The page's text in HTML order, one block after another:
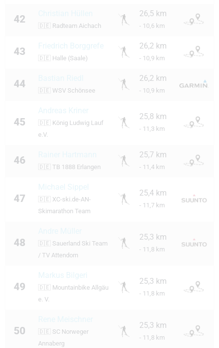
42
🇩🇪 Radteam Aichach
26,5 km
- 10,6 km
43 Friedrich Borggrefe
🇩🇪 Halle (Saale)
26,2 km
- 10,9 km
44
🇩🇪 WSV Schönsee
26,2 km
- 10,9 km
45
Andreas Kriner
🇩🇪 König Ludwig Lauf
e.V.
25,8 km
- 11,3 km
46
🇩🇪 TB 1888 Erlangen
25,7 km
- 11,4 km
47
Michael Sippel
🇩🇪 XC-ski.de-AN-
Skimarathon Team
25,4 km
- 11,7 km
48 🇩🇪 Sauerland Ski Team
/ TV Attendorn
25,3 km
- 11,8 km
49
Markus Bilgeri
🇩🇪 Mountainbike Allgäu
e. V.
25,3 km
- 11,8 km
50 🇩🇪 SC Norweger
Annaberg
25,3 km
- 11,8 km